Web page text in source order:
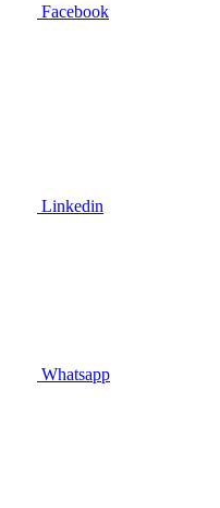
Facebook
Linkedin
Whatsapp